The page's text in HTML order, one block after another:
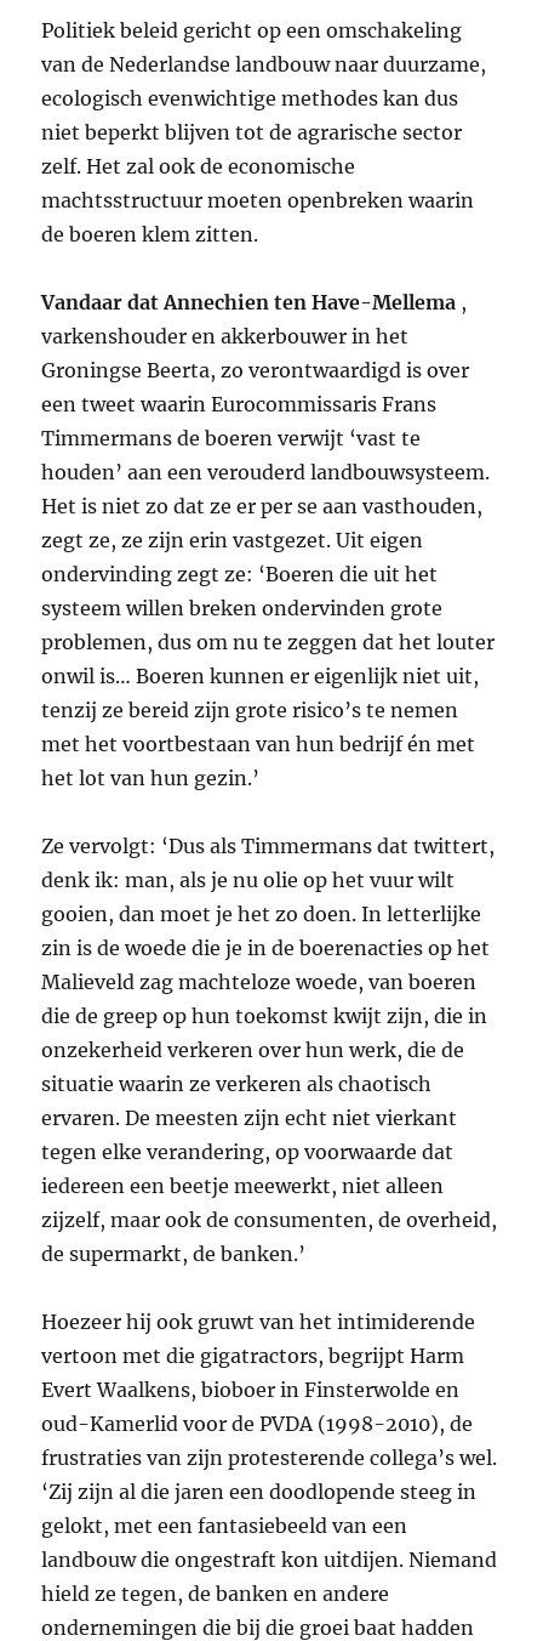
Politiek beleid gericht op een omschakeling
van de Nederlandse landbouw naar duurzame,
ecologisch evenwichtige methodes kan dus
niet beperkt blijven tot de agrarische sector
zelf. Het zal ook de economische
machtsstructuur moeten openbreken waarin
de boeren klem zitten.
Vandaar dat Annechien ten Have-Mellema ,
varkenshouder en akkerbouwer in het
Groningse Beerta, zo verontwaardigd is over
een tweet waarin Eurocommissaris Frans
Timmermans de boeren verwijt ‘vast te
houden’ aan een verouderd landbouwsysteem.
Het is niet zo dat ze er per se aan vasthouden,
zegt ze, ze zijn erin vastgezet. Uit eigen
ondervinding zegt ze: ‘Boeren die uit het
systeem willen breken ondervinden grote
problemen, dus om nu te zeggen dat het louter
onwil is… Boeren kunnen er eigenlijk niet uit,
tenzij ze bereid zijn grote risico’s te nemen
met het voortbestaan van hun bedrijf én met
het lot van hun gezin.’
Ze vervolgt: ‘Dus als Timmermans dat twittert,
denk ik: man, als je nu olie op het vuur wilt
gooien, dan moet je het zo doen. In letterlijke
zin is de woede die je in de boerenacties op het
Malieveld zag machteloze woede, van boeren
die de greep op hun toekomst kwijt zijn, die in
onzekerheid verkeren over hun werk, die de
situatie waarin ze verkeren als chaotisch
ervaren. De meesten zijn echt niet vierkant
tegen elke verandering, op voorwaarde dat
iedereen een beetje meewerkt, niet alleen
zijzelf, maar ook de consumenten, de overheid,
de supermarkt, de banken.’
Hoezeer hij ook gruwt van het intimiderende
vertoon met die gigatractors, begrijpt Harm
Evert Waalkens, bioboer in Finsterwolde en
oud-Kamerlid voor dePVDA (1998-2010), de
frustraties van zijn protesterende collega’s wel.
‘Zij zijn al die jaren een doodlopende steeg in
gelokt, met een fantasiebeeld van een
landbouw die ongestraft kon uitdijen. Niemand
hield ze tegen, de banken en andere
ondernemingen die bij die groei baat hadden